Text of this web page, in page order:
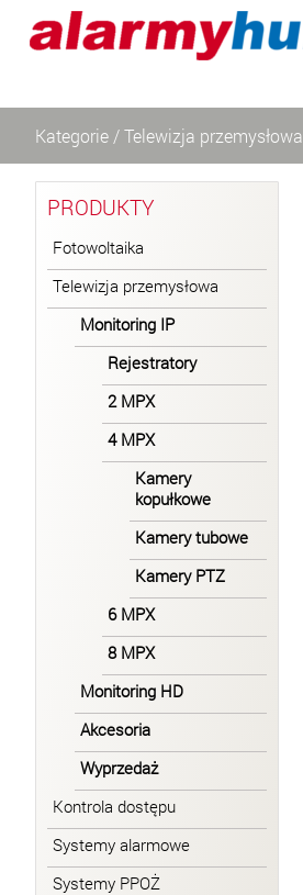
Kategorie /Telewizja przemysłowa
PRODUKTY
Fotowoltaika
Telewizja przemysłowa
Monitoring IP
Rejestratory
2 MPX
4 MPX
Kamery
kopułkowe
Kamery tubowe
Kamery PTZ
6 MPX
8 MPX
Monitoring HD
Akcesoria
Wyprzedaż
Kontrola dostępu
Systemy alarmowe
Systemy PPOŻ